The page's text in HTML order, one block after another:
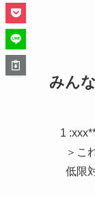
みん
1 :
＞こ
低限